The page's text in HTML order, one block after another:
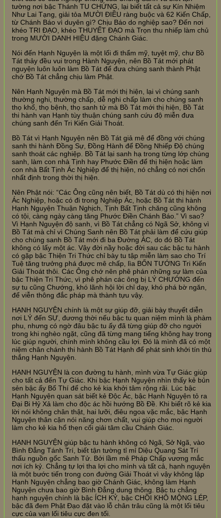
tường nơi bậc Thánh TU CHỨNG, lại biết tất cả sự Kín Nhiệm
Như Lai Tạng, giải tỏa MƯỜI ĐIỀU ràng buộc và 62 Kiến Chấp,
từ Chánh Báo vì duyên gì? Chịu Báo do nghiệp sao? Đến nơi
khéo TRI ĐẠO, khéo THUYẾT ĐẠO mà Trọn thu nhiếp làm chủ
trong MƯỜI DANH HIỆU đặng Chánh Giác.
Nói đến Hạnh Nguyện là một lối đi thẩm mỹ, tuyệt mỹ, chư Bồ
Tát thảy đều vui trong Hành Nguyện, nên Bồ Tát mới phát
nguyện luôn luôn làm Bồ Tát để đưa chúng sanh thành Phật
chớ Bồ Tát chẳng chịu làm Phật.
Nên Hạnh Nguyện mà Bồ Tát mới thị hiện, lại vì chúng sanh
thường nghi, thường chấp, dễ nghi chấp làm cho chúng sanh
thọ khổ, thọ bệnh, thọ sanh tử mà Bồ Tát mới thị hiện, Bồ Tát
thi hành vạn Hạnh tùy thuận chúng sanh cứu độ miễn đưa
chúng sanh đến Tri Kiến Giải Thoát.
Bồ Tát vì Hạnh Nguyện nên Bồ Tát giả mê để đồng với chúng
sanh thi hành Đồng Sự, Đồng Hành để Đồng Nhiếp Độ chúng
sanh thoát các nghiệp. Bồ Tát lại sanh hạ trong từng lớp chúng
sanh, làm con nhà Tịnh hay Phước Điền để thị hiện hoặc làm
con nhà Bất Tịnh Ác Nghiệp để thị hiện, nó chẳng có nơi chốn
nhất định trong thời thị hiện.
Nên Phật nói: “Các Ông cũng nên biết, Bồ Tát dù có thị hiện nơi
Ác Nghiệp, hoặc có đi trong Nghiệp Ác, hoặc Bồ Tát thi hành
Hạnh Nguyện Thuận Nghịch, Tịnh Bất Tịnh chăng cũng không
có tội, càng ngày càng tăng Phước Điền Chánh Báo.” Vì sao?
Vì Hạnh Nguyện độ sanh, vì Bồ Tát chẳng có Ngã Sở, không vì
Bồ Tát mà chỉ vì Chúng Sanh nên Bồ Tát phải làm để cứu giúp
cho chúng sanh Bồ Tát mới đi ba Đường ÁC, do đó Bồ Tát
không có lấy một ác. Vậy đời nầy hoặc đời sau các bậc tu hành
có gặp bậc Thiện Tri Thức chỉ bày tu tập miễn làm sao cho Trí
Tuệ tăng trưởng phá được mê chấp, lìa BỐN TƯỚNG Tri Kiến
Giải Thoát thôi. Các Ông chớ nên phê phán những sự làm của
bậc Thiện Tri Thức, vì phê phán các ông bị LÝ CHƯỚNG đến
sự tu cũng Chướng, khó lãnh hội lời chỉ dạy, khó phá bờ ngăn,
để viễn thông đắc pháp mà thành tựu vậy.
HẠNH NGUYỆN chính là một sự giúp đỡ, giải bày thuyết diễn
nơi LÝ đến SỰ, đương thời nếu bậc tu quan niệm mình là phàm
phu, nhưng có ngờ đâu bậc tu ấy đã từng giúp đỡ cho người
trong khi nghèo ngặt, cũng đã từng mang tiếng không hay trong
lúc giúp người, chính mình không cầu lợi. Đó là mình đã có một
niệm chân chánh thi hành Bồ Tát Hạnh để phát sinh khởi tín thù
thắng Hạnh Nguyện.
HẠNH NGUYỆN là con đường tu hành, mình vừa Tự Giác giúp
cho tất cả đến Tự Giác. Khi bậc Hạnh Nguyện nhìn thấy kẻ bủn
sẻn bậc ấy Bố Thí để cho kẻ kia khởi tâm rộng rãi. Lúc bậc
Hạnh Nguyện quan sát biết kẻ Độc Ác, bậc Hạnh Nguyện tỏ ra
Đại Bi Hỷ Xả làm cho độc ác hồi hướng Bồ Đề. Khi biết rõ kẻ kia
lời nói không chân thật, hai lưỡi, điêu ngoa vặc mắc, bậc Hạnh
Nguyện thân cận nói năng chơn chất, vui giúp cho mọi người
làm cho kẻ kia hổ thẹn cổi giải tâm cầu Chánh Giác.
HẠNH NGUYỆN giúp bậc tu hành không có Ngã, Sở Ngã, vào
Bình Đẳng Tánh Trí, biết tận tường tỉ mỉ Diệu Quang Sát Trí
thấu nguồn gốc Sanh Tử. Bởi lầm mê Pháp Chấp vương mắc
nơi ích kỷ. Chẳng tự lợi tha lợi cho mình và tất cả, hạnh nguyện
là một bước tiến trong con đường Giải Thoát vì vậy không lập
Hạnh Nguyện chẳng bao giờ Chánh Giác, không làm Hạnh
Nguyện chưa bao giờ Bình Đẳng dung thông. Bậc tu chẳng
hạnh nguyện chính là bậc ÍCH KỶ, bậc CHỒI KHÔ MỘNG LÉP,
bậc đã đem Phật Đạo đặt vào lỗ chân trâu cũng là một lối tiêu
cực của vạn lối tiêu cực đen tối.